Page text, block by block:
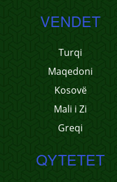
VENDET
Turqi
Maqedoni
Kosovë
Mali i Zi
Greqi
QYTETET